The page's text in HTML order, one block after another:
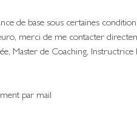
de base sous certaines
merci de me contacter
Master de Coaching, Instructrice